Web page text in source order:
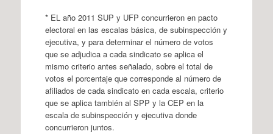
* EL año 2011 SUP y UFP concurrieron en pacto
electoral en las escalas básica, de subinspección y
ejecutiva, y para determinar el número de votos
que se adjudica a cada sindicato se aplica el
mismo criterio antes señalado, sobre el total de
votos el porcentaje que corresponde al número de
afiliados de cada sindicato en cada escala, criterio
que se aplica también al SPP y la CEP en la
escala de subinspección y ejecutiva donde
concurrieron juntos.